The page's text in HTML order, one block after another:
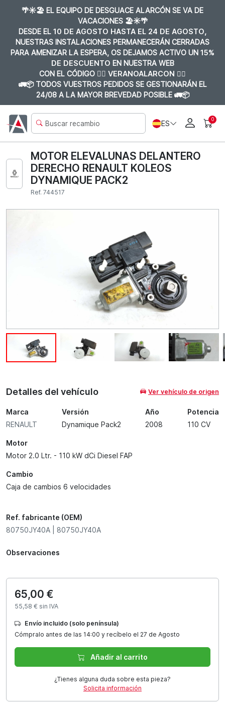
🌴☀️🏖️ EL EQUIPO DE DESGUACE ALARCÓN SE VA DE
VACACIONES 🏖️☀️🌴
DESDE EL 10 DE AGOSTO HASTA EL 24 DE AGOSTO,
NUESTRAS INSTALACIONES PERMANECERÁN CERRADAS
PARA AMENIZAR LA ESPERA, OS DEJAMOS ACTIVO UN 15%
DE DESCUENTO EN NUESTRA WEB
CON EL CÓDIGO 👉🏼 VERANOALARCON 👈🏼
🚛📦 TODOS VUESTROS PEDIDOS SE GESTIONARÁN EL
24/08 A LA MAYOR BREVEDAD POSIBLE 🚛📦
ES 0
MOTOR ELEVALUNAS DELANTERO
DERECHO RENAULT KOLEOS
DYNAMIQUE PACK2
Ref. 744517
Detalles del vehículo Ver vehículo de origen
Marca
RENAULT
Versión
Dynamique Pack2
Año
2008
Potencia
110 CV
Motor
Motor 2.0 Ltr. - 110 kW dCi Diesel FAP
Cambio
Caja de cambios 6 velocidades
Ref. fabricante (OEM)
80750JY40A | 80750JY40A
Observaciones
65,00 €
55,58 € sin IVA
Envío incluido (solo península)
Cómpralo antes de las 14:00 y recíbelo el 27 de Agosto
Añadir al carrito
¿Tienes alguna duda sobre esta pieza?
Solicita información